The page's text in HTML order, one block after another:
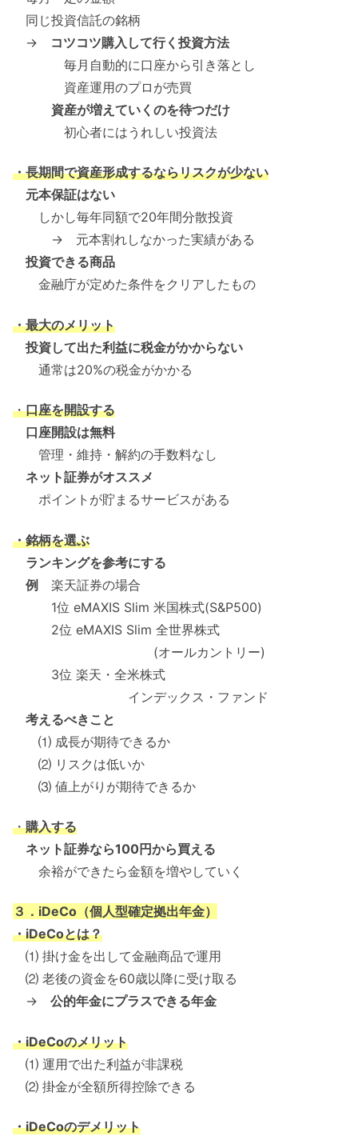
同じ投資信託の銘柄
→ コツコツ購入して行く投資方法
毎月自動的に口座から引き落とし
資産運用のプロが売買
資産が増えていくのを待つだけ
初心者にはうれしい投資法
・長期間で資産形成するならリスクが少ない
元本保証はない
しかし毎年同額で20年間分散投資
→ 元本割れしなかった実績がある
投資できる商品
金融庁が定めた条件をクリアしたもの
・最大のメリット
投資して出た利益に税金がかからない
通常は20%の税金がかかる
・口座を開設する
口座開設は無料
管理・維持・解約の手数料なし
ネット証券がオススメ
ポイントが貯まるサービスがある
・銘柄を選ぶ
ランキングを参考にする
例 楽天証券の場合
1位 eMAXIS Slim 米国株式(S&P500)
2位 eMAXIS Slim 全世界株式
(オールカントリー)
3位 楽天・全米株式
インデックス・ファンド
考えるべきこと
⑴ 成長が期待できるか
⑵ リスクは低いか
⑶ 値上がりが期待できるか
・購入する
ネット証券なら100円から買える
余裕ができたら金額を増やしていく
３．iDeCo（個人型確定拠出年金）
・iDeCoとは？
⑴ 掛け金を出して金融商品で運用
⑵ 老後の資金を60歳以降に受け取る
→ 公的年金にプラスできる年金
・iDeCoのメリット
⑴ 運用で出た利益が非課税
⑵ 掛金が全額所得控除できる
・iDeCoのデメリット